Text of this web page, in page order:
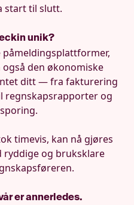
start til slutt.
unik?
den økonomiske
ditt — fra fakturering
regnskapsrapporter og
timevis, kan nå gjøres
ryddige og bruksklare
er annerledes.